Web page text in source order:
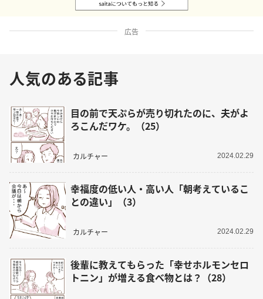
広告
人気のある記事
目の前で天ぷらが売り切れたのに、夫がよ
ろこんだワケ。（25）
カルチャー 2024.02.29
幸福度の低い人・高い人「朝考えているこ
との違い」（3）
カルチャー 2024.02.29
後輩に教えてもらった「幸せホルモンセロ
トニン」が増える食べ物とは？（28）